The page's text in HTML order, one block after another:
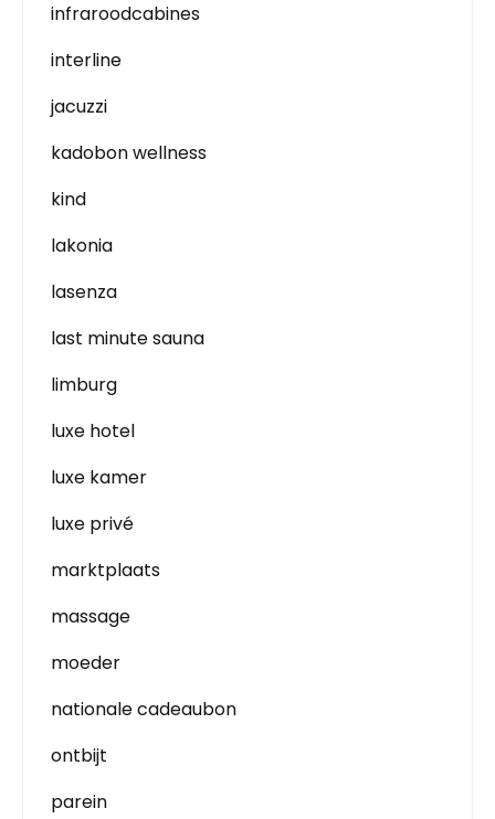
infraroodcabines
interline
jacuzzi
kadobon wellness
kind
lakonia
lasenza
last minute sauna
limburg
luxe hotel
luxe kamer
luxe privé
marktplaats
massage
moeder
nationale cadeaubon
ontbijt
parein